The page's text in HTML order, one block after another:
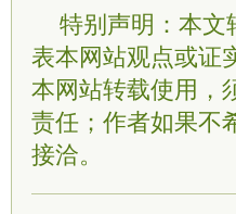
特别声明：本文
表本网站观点或证
本网站转载使用，
责任；作者如果不
接洽。